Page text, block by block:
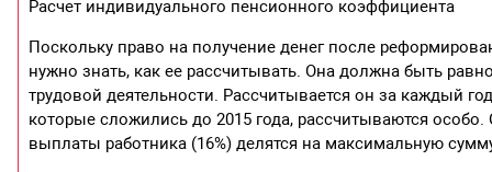
Расчет индивидуального пенсионного коэффициента
Поскольку право на получение денег после
нужно знать, как ее рассчитывать. Она должна быть
трудовой деятельности. Рассчитывается он за каждый
которые сложились до 2015 года, рассчитываются
выплаты работника (16%) делятся на максимальную